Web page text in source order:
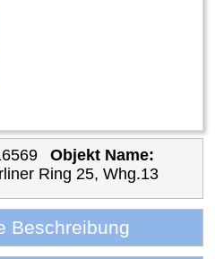
Objekt Name:
Ring 25, Whg.13
Beschreibung